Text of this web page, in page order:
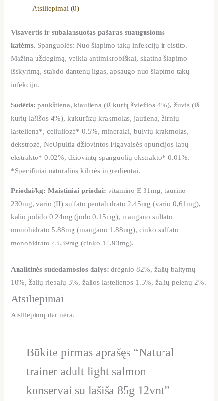
Atsiliepimai (0)
Visavertis ir subalansuotas pašaras suaugusioms
katėms. Spanguolės: Nuo šlapimo takų infekcijų ir cistito.
Mažina uždegimą, veikia antimikrobiškai, skatina šlapimo
išskyrimą, stabdo dantenų ligas, apsaugo nuo šlapimo takų
infekcijų.
Sudėtis:paukštiena, kiauliena (iš kurių šviežios 4%), žuvis (iš
kurių lašišos 4%), kukurūzų krakmolas, jautiena, žirnių
ląsteliena*, celiuliozė* 0.5%, mineralai, bulvių krakmolas,
dekstrozė, NeOpultia džiovintos Figavaisės opuncijos lapų
ekstrakto* 0.02%, džiovintų spanguolių ekstrakto* 0.01%.
*Specifiniai natūralios kilmės ingredientai.
Priedai/kg: Maistiniai priedai: vitamino E 31mg, taurino
230mg, vario (II) sulfato pentahidrato 2.45mg (vario 0,61mg),
kalio jodido 0.24mg (jodo 0.15mg), mangano sulfato
monohidrato 5.88mg (mangano 1.88mg), cinko sulfato
monohidrato 43.39mg (cinko 15.93mg).
Analitinės sudedamosios dalys: drėgnio 82%, žalių baltymų
10%, žalių riebalų 3%, žalios ląstelienos 1.5%, žalių pelenų 2%.
Atsiliepimai
Atsiliepimų dar nėra.
Būkite pirmas aprašęs “Natural
trainer adult light salmon
konservai su lašiša 85g 12vnt”